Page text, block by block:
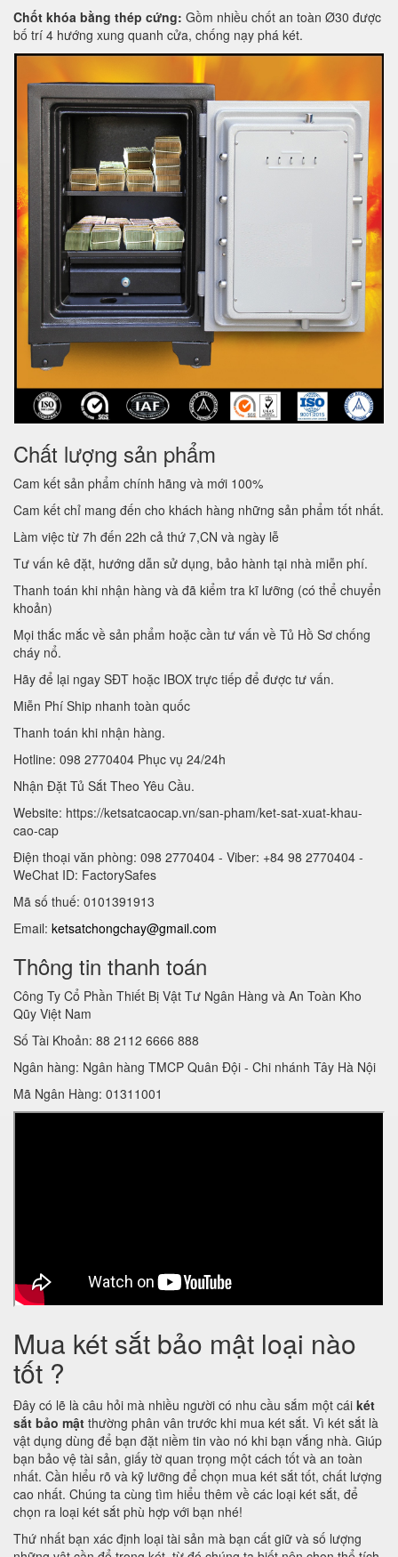
Chốt khóa bằng thép cứng: Gồm nhiều chốt an toàn Ø30 được
bố trí 4 hướng xung quanh cửa, chống nạy phá két.
Chất lượng sản phẩm
Cam kết sản phẩm chính hãng và mới 100%
Cam kết chỉ mang đến cho khách hàng những sản phẩm tốt nhất.
Làm việc từ 7h đến 22h cả thứ 7,CN và ngày lễ
Tư vấn kê đặt, hướng dẫn sử dụng, bảo hành tại nhà miễn phí.
Thanh toán khi nhận hàng và đã kiểm tra kĩ lưỡng (có thể chuyển
khoản)
Mọi thắc mắc về sản phẩm hoặc cần tư vấn về Tủ Hồ Sơ chống
cháy nổ.
Hãy để lại ngay SĐT hoặc IBOX trực tiếp để được tư vấn.
Miễn Phí Ship nhanh toàn quốc
Thanh toán khi nhận hàng.
Hotline: 098 2770404 Phục vụ 24/24h
Nhận Đặt Tủ Sắt Theo Yêu Cầu.
Website: https://ketsatcaocap.vn/san-pham/ket-sat-xuat-khau-
cao-cap
Điện thoại văn phòng: 098 2770404 - Viber: +84 98 2770404 -
WeChat ID: FactorySafes
Mã số thuế: 0101391913
Email: ketsatchongchay@gmail.com
Thông tin thanh toán
Công Ty Cổ Phần Thiết Bị Vật Tư Ngân Hàng và An Toàn Kho
Qũy Việt Nam
Số Tài Khoản: 88 2112 6666 888
Ngân hàng: Ngân hàng TMCP Quân Đội - Chi nhánh Tây Hà Nội
Mã Ngân Hàng: 01311001
Mua két sắt bảo mật loại nào
tốt ?
Đây có lẽ là câu hỏi mà nhiều người có nhu cầu sắm một cái két
sắt bảo mật thường phân vân trước khi mua két sắt. Vì két sắt là
vật dụng dùng để bạn đặt niềm tin vào nó khi bạn vắng nhà. Giúp
bạn bảo vệ tài sản, giấy tờ quan trọng một cách tốt và an toàn
nhất. Cần hiểu rõ và kỹ lưỡng để chọn mua két sắt tốt, chất lượng
cao nhất. Chúng ta cùng tìm hiểu thêm về các loại két sắt, để
chọn ra loại két sắt phù hợp với bạn nhé!
Thứ nhất bạn xác định loại tài sản mà bạn cất giữ và số lượng